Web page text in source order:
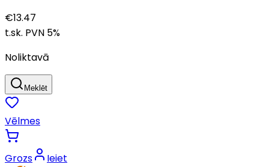
€13.47
t.sk. PVN 5%
Noliktavā
Meklēt
Vēlmes
Grozs Ieiet